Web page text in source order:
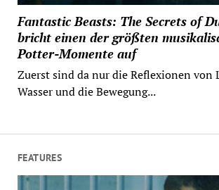
Fantastic Beasts: The Secrets of
bricht einen der größten
Potter-Momente auf
Zuerst sind da nur die Reflexionen von
Wasser und die Bewegung...
FEATURES